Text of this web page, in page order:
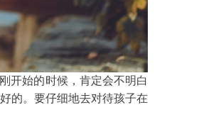
开始的时候，肯定会不明白
的。要仔细地去对待孩子在